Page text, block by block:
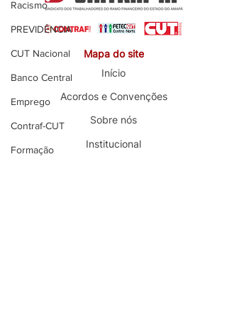
Racismo
PREVIDÊNCIA
CUT Nacional
Banco Central
Emprego
Contraf-CUT
Formação
do Brasil
Mapa do site
Início
Acordos e Convenções
Sobre nós
Institucional